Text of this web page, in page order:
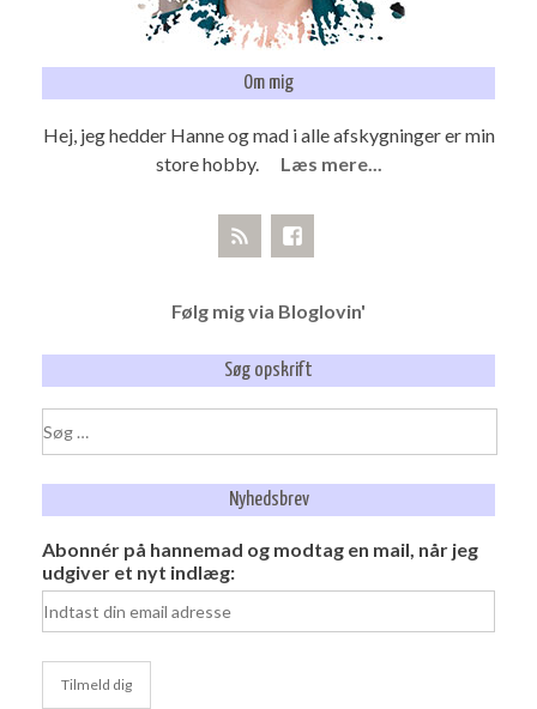
Om mig
Hej, jeg hedder Hanne og mad i alle afskygninger er min
store hobby. Læs mere...
Følg mig via Bloglovin'
Søg opskrift
Søg
efter:
Nyhedsbrev
Abonnér på hannemad og modtag en mail, når jeg
udgiver et nyt indlæg: